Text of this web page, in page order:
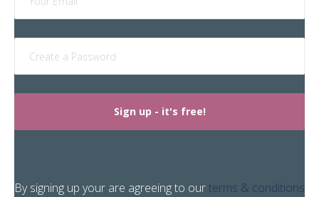
By signing up your are agreeingto ourterms & conditions